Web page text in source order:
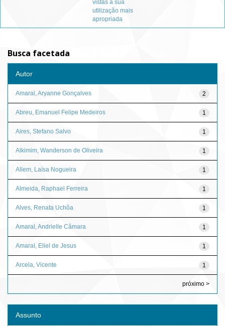
vistas à sua
utilização mais
apropriada
Busca facetada
Autor
2
Amaral, Aryanne Gonçalves
1
Abreu, Emanuel Felipe Medeiros
1
Aires, Stefano Salvo
1
Alkimim, Wanderson de Oliveira
1
Allem, Laísa Nogueira
1
Almeida, Raphael Ferreira
1
Alves, Renata Uchôa
1
Amaral, Andrielle Câmara
1
Amaral, Eliel de Jesus
1
Arcela, Vicente
próximo >
Assunto